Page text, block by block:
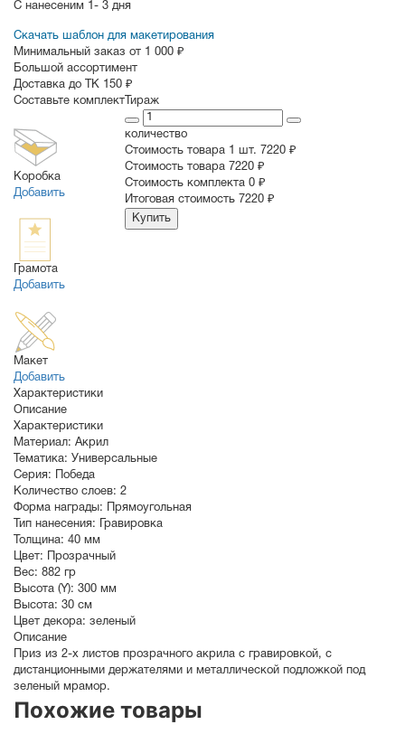
С нанесеним
1- 3 дня
Скачать шаблон для макетирования
Минимальный заказ от 1 000 ₽
Большой ассортимент
Доставка до ТК 150 ₽
Составьте комплект
Коробка
Добавить
Грамота
Добавить
Макет
Добавить
Тираж
количество
Стоимость товара 1 шт. 7220 ₽
Cтоимость товара 7220 ₽
Стоимость комплекта 0 ₽
Итоговая стоимость 7220 ₽
Купить
Характеристики
Описание
Характеристики
Материал: Акрил
Тематика: Универсальные
Серия: Победа
Количество слоев: 2
Форма награды:
Прямоугольная
Тип нанесения:
Гравировка
Толщина: 40 мм
Цвет: Прозрачный
Вес: 882 гр
Высота (Y): 300 мм
Высота: 30 см
Цвет декора: зеленый
Описание
Приз из 2-х листов прозрачного акрила с гравировкой, с
дистанционными держателями и металлической подложкой под
зеленый мрамор.
Похожие товары